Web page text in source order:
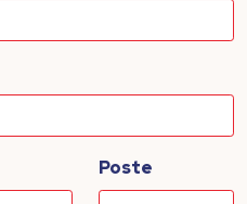
Poste